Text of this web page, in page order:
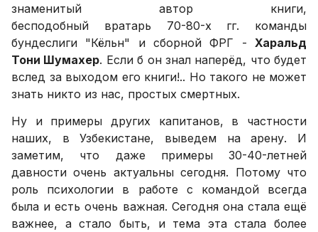
знаменитый автор книги,
бесподобный вратарь 70-80-х гг. команды
бундеслиги "Кёльн" и сборной ФРГ - Харальд
Тони Шумахер. Если б он знал наперёд, что будет
вслед за выходом его книги!.. Но такого не может
знать никто из нас, простых смертных.
Ну и примеры других капитанов, в частности
наших, в Узбекистане, выведем на арену. И
заметим, что даже примеры 30-40-летней
давности очень актуальны сегодня. Потому что
роль психологии в работе с командой всегда
была и есть очень важная. Сегодня она стала ещё
важнее, а стало быть, и тема эта стала более